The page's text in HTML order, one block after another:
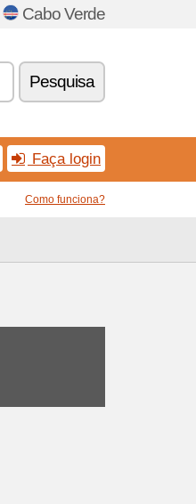
Cabo Verde
Pesquisa
Faça login
Como funciona?